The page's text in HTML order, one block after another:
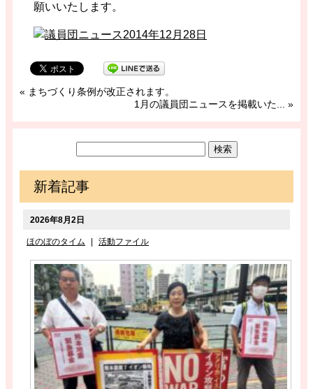
願いいたします。
« まちづくり条例が改正されます。
1月の議員団ニュースを掲載いた... »
新着記事
2026年8月2日
ほのぼのタイム 活動ファイル